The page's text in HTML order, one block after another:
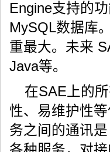
Engine支持的
MySQL数据库
重最大。未来
Java等。
在SAE上的
性、易维护性
务之间的通讯